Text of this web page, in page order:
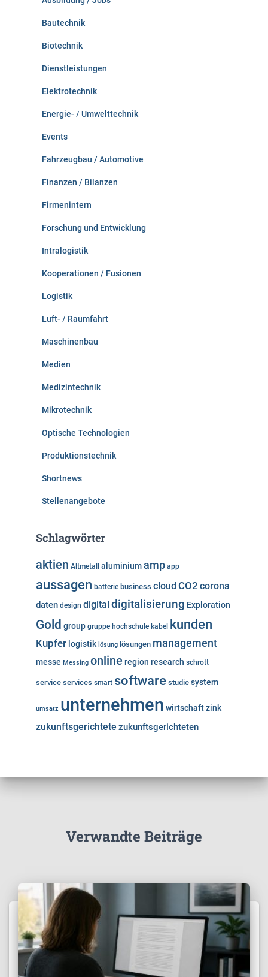
Bautechnik
Biotechnik
Dienstleistungen
Elektrotechnik
Energie- / Umwelttechnik
Events
Fahrzeugbau / Automotive
Finanzen / Bilanzen
Firmenintern
Forschung und Entwicklung
Intralogistik
Kooperationen / Fusionen
Logistik
Luft- / Raumfahrt
Maschinenbau
Medien
Medizintechnik
Mikrotechnik
Optische Technologien
Produktionstechnik
Shortnews
Stellenangebote
Schlagwörter
aktien Altmetall aluminiumamp app
aussagen batterie business cloud CO2 corona
daten design digital digitalisierung Exploration
Gold group gruppe hochschule kabel kunden
Kupfer logistik lösung lösungen management
messe Messing online region research schrott
service services smart software studie system
umsatz unternehmen wirtschaftzink
zukunftsgerichtete zukunftsgerichteten
Verwandte Beiträge